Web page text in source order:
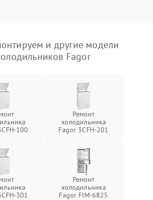
и другие модели
Fagor
100
Ремонт
холодильника
Fagor 3CFH-201
301
Ремонт
холодильника
Fagor FIM-6825